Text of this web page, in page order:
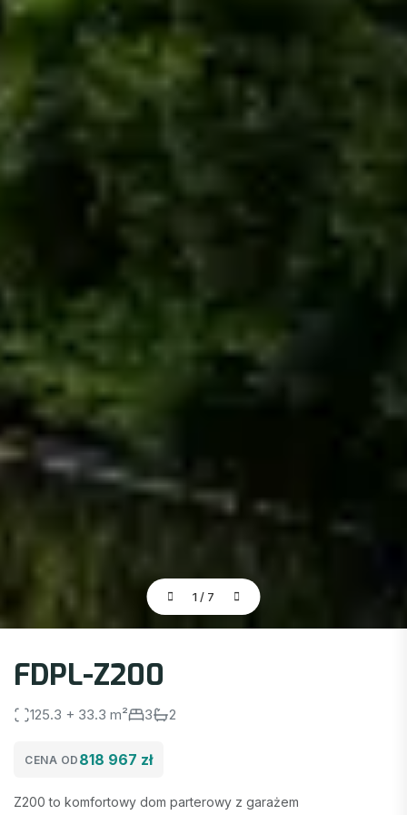
1 / 7
FDPL-Z200
125.3 + 33.3 m² 3 2
CENA OD 818 967 zł
Z200 to komfortowy dom parterowy z garażem